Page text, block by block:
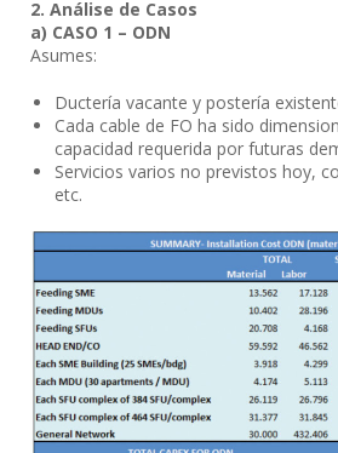
2. Análise de Casos
a) CASO 1 – ODN
Asumes:
Ductería vacante y postería
Cada cable de FO ha sido
capacidad requerida por futuras
Servicios varios no previstos hoy,
etc.